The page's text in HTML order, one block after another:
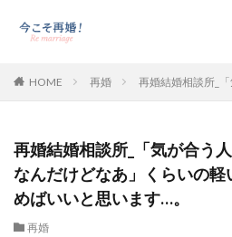
HOME 再婚 再婚結婚相談所_
再婚結婚相談所_「気が合う
なんだけどなあ」くらいの
めばいいと思います…。
再婚